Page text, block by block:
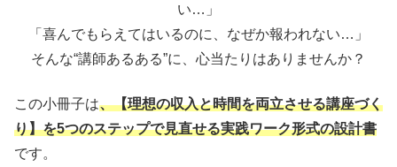
い…」
「喜んでもらえてはいるのに、なぜか報われない…」
そんな“講師あるある”に、心当たりはありませんか？
この小冊子は、【理想の収入と時間を両立させる講座づく
り】を5つのステップで見直せる実践ワーク形式の設計書
です。